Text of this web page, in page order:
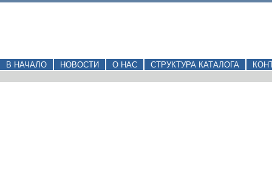
В НАЧАЛО НОВОСТИ О НАС СТРУКТУРА КАТАЛОГА